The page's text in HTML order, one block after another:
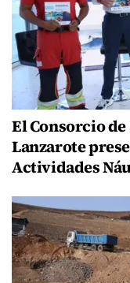
El Consorcio
Lanzarote
Actividades